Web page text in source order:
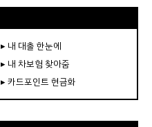
▸ 내 대출 한눈에
▸ 내 차보험 찾아줌
▸ 카드포인트 현금화